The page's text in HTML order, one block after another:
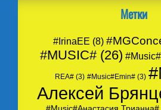
Метки
#IrinaEE (8)
#MUSIC#(26) #Music#
REA#(3) #Music#Emin#(3)
Алексей